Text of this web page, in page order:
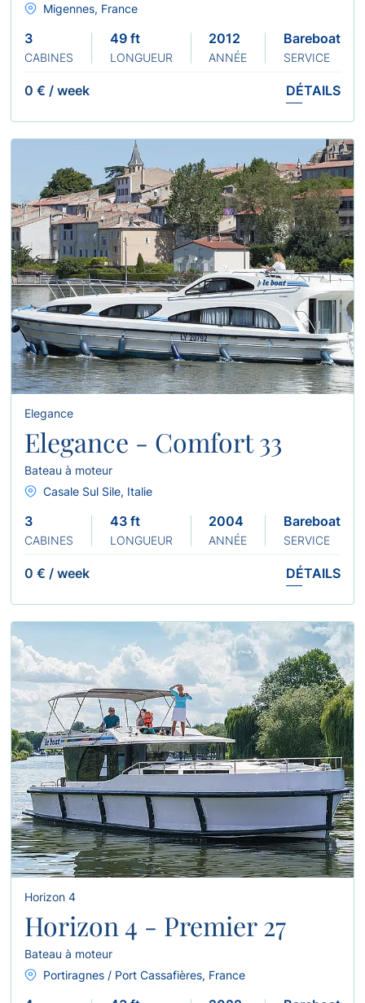
Migennes, France
3
CABINES
49 ft
LONGUEUR
2012
ANNÉE
Bareboat
SERVICE
0 € / week DÉTAILS
Elegance
Elegance - Comfort 33
Bateau à moteur
Casale Sul Sile, Italie
3
CABINES
43 ft
LONGUEUR
2004
ANNÉE
Bareboat
SERVICE
0 € / week DÉTAILS
Horizon 4
Horizon 4 - Premier 27
Bateau à moteur
Portiragnes / Port Cassafières, France